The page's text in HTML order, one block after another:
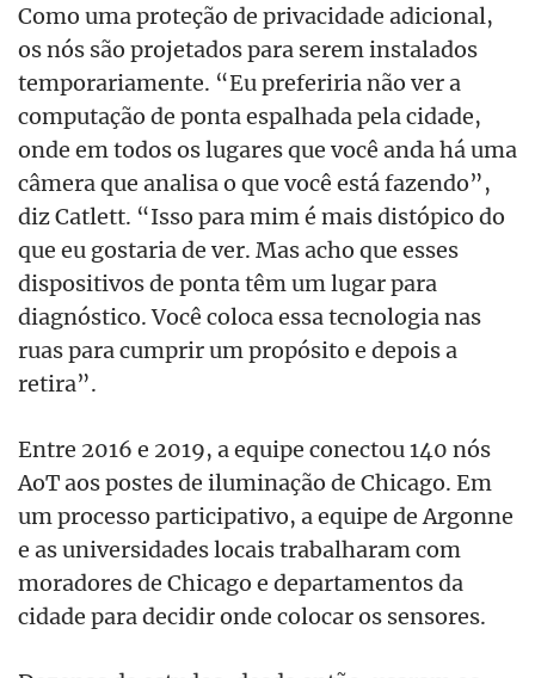
Como uma proteção de privacidade adicional,
os nós são projetados para serem instalados
temporariamente. “Eu preferiria não ver a
computação de ponta espalhada pela cidade,
onde em todos os lugares que você anda há uma
câmera que analisa o que você está fazendo”,
diz Catlett. “Isso para mim é mais distópico do
que eu gostaria de ver. Mas acho que esses
dispositivos de ponta têm um lugar para
diagnóstico. Você coloca essa tecnologia nas
ruas para cumprir um propósito e depois a
retira”.
Entre 2016 e 2019, a equipe conectou 140 nós
AoT aos postes de iluminação de Chicago. Em
um processo participativo, a equipe de Argonne
e as universidades locais trabalharam com
moradores de Chicago e departamentos da
cidade para decidir onde colocar os sensores.